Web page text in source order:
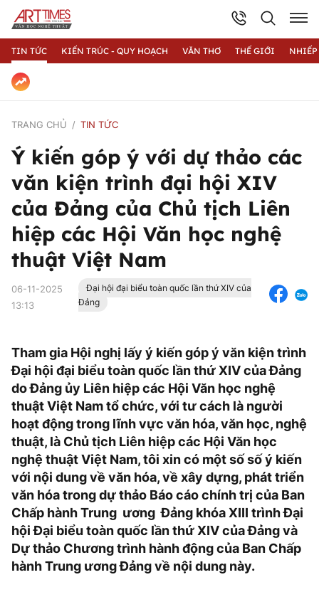
TIN TỨC KIẾN TRÚC - QUY HOẠCH VĂN THƠ THẾ GIỚI
TRANG CHỦ TIN TỨC
Ý kiến góp ý với dự thảo các
văn kiện trình đại hội XIV
của Đảng của Chủ tịch Liên
hiệp các Hội Văn học nghệ
thuật Việt Nam
06-11-2025
13:13
Đại hội đại biểu toàn quốc lần thứ XIV của
Đảng
Tham gia Hội nghị lấy ý kiến góp ý văn kiện trình
Đại hội đại biểu toàn quốc lần thứ XIV của Đảng
do Đảng ủy Liên hiệp các Hội Văn học nghệ
thuật Việt Nam tổ chức, với tư cách là người
hoạt động trong lĩnh vực văn hóa, văn học, nghệ
thuật, là Chủ tịch Liên hiệp các Hội Văn học
nghệ thuật Việt Nam, tôi xin có một số số ý kiến
với nội dung về văn hóa, về xây dựng, phát triển
văn hóa trong dự thảo Báo cáo chính trị của Ban
Chấp hành Trung ương Đảng khóa XIII trình Đại
hội Đại biểu toàn quốc lần thứ XIV của Đảng và
Dự thảo Chương trình hành động của Ban Chấp
hành Trung ương Đảng về nội dung này.